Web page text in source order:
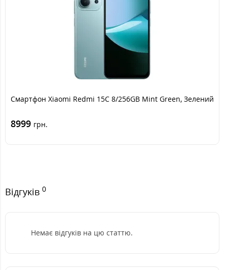
Смартфон Xiaomi Redmi 15C 8/256GB Mint Green, Зелений
8999 грн.
Відгуків 0
Немає відгуків на цю статтю.